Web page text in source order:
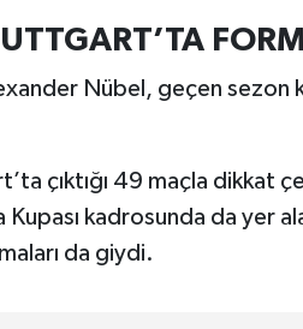
Nübel, geçen sezon
çıktığı 49 maçla dikkat
Kupası kadrosunda da yer
da giydi.